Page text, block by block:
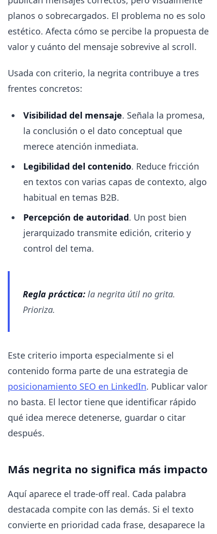
planos o sobrecargados. El problema no es solo
estético. Afecta cómo se percibe la propuesta de
valor y cuánto del mensaje sobrevive al scroll.
Usada con criterio, la negrita contribuye a tres
frentes concretos:
Visibilidad del mensaje. Señala la promesa,
la conclusión o el dato conceptual que
merece atención inmediata.
Legibilidad del contenido. Reduce fricción
en textos con varias capas de contexto, algo
habitual en temas B2B.
Percepción de autoridad. Un post bien
jerarquizado transmite edición, criterio y
control del tema.
Regla práctica: la negrita útil no grita.
Prioriza.
Este criterio importa especialmente si el
contenido forma parte de una estrategia de
posicionamiento SEO en LinkedIn. Publicar valor
no basta. El lector tiene que identificar rápido
qué idea merece detenerse, guardar o citar
después.
Más negrita no significa más impacto
Aquí aparece el trade-off real. Cada palabra
destacada compite con las demás. Si el texto
convierte en prioridad cada frase, desaparece la